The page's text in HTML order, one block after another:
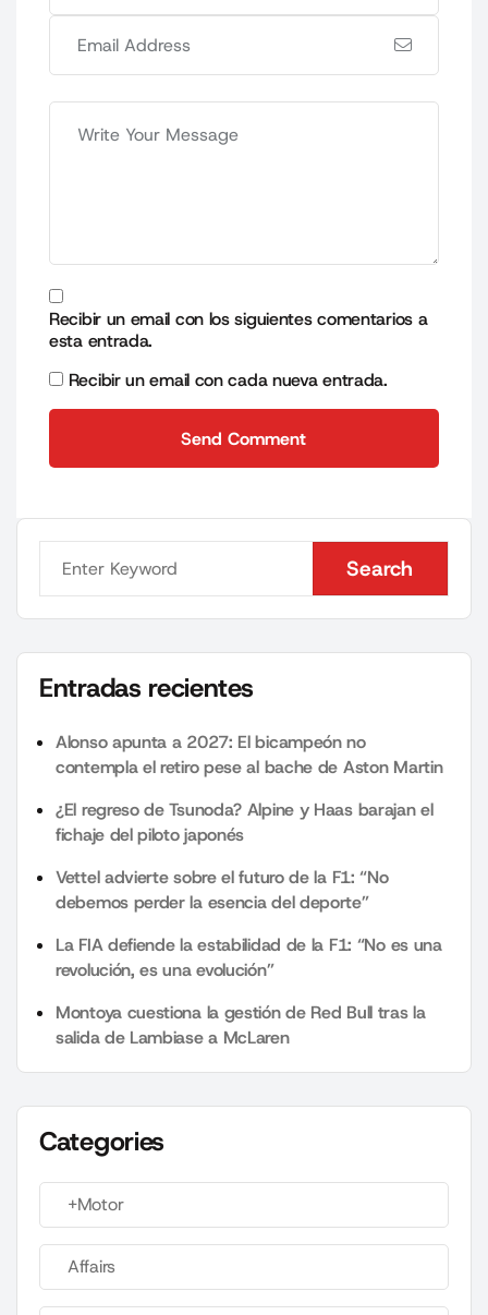
Recibir un email con los siguientes comentarios a
esta entrada.
Recibir un email con cada nueva entrada.
Send Comment
Search
Search
Entradas recientes
Alonso apunta a 2027: El bicampeón no
contempla el retiro pese al bache de Aston Martin
¿El regreso de Tsunoda? Alpine y Haas barajan el
fichaje del piloto japonés
Vettel advierte sobre el futuro de la F1: “No
debemos perder la esencia del deporte”
La FIA defiende la estabilidad de la F1: “No es una
revolución, es una evolución”
Montoya cuestiona la gestión de Red Bull tras la
salida de Lambiase a McLaren
Categories
+Motor
Affairs